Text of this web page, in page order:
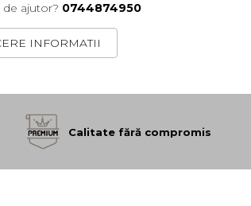
ajutor? 0744874950
INFORMATII
Calitate fără compromis